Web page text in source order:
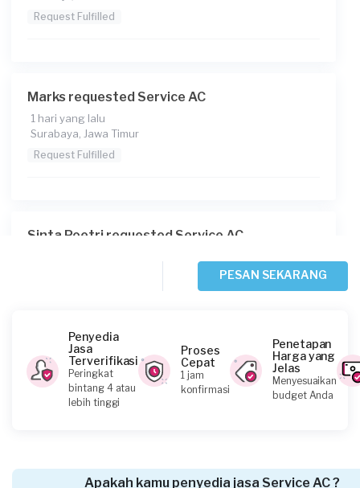
Request Fulfilled
Marks requested Service AC
1 hari yang lalu
Surabaya, Jawa Timur
Request Fulfilled
Sinta Poetri requested Service AC
Citra requested Service AC
2 hari yang lalu
Gresik, Jawa Timur
PESAN SEKARANG
Penyedia
Jasa
Terverifikasi
Peringkat
bintang 4 atau
lebih tinggi
Proses
Cepat
1 jam
konfirmasi
Penetapan
Harga yang
Jelas
Menyesuaikan
budget Anda
Apakah kamu penyedia jasa Service AC ?